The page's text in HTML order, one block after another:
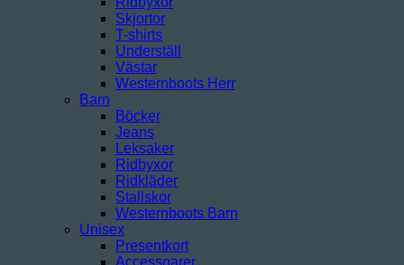
Skjortor
T-shirts
Underställ
Västar
Westernboots Herr
Barn
Böcker
Jeans
Leksaker
Ridbyxor
Ridkläder
Stallskor
Westernboots Barn
Unisex
Presentkort
Accessoarer